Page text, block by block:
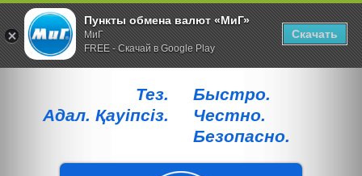
Тез.
Адал. Қауiпсiз.
Быстро.
Честно.
Безопасно.
Пункты обмена валют «МиГ»
МиГ
FREE - Скачай в Google Play
Скачать